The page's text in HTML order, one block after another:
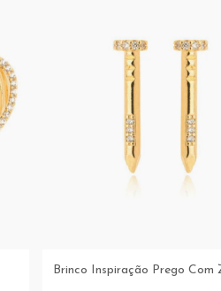
Brinco Inspiração Prego Com